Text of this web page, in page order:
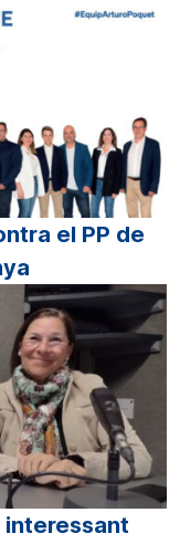
el PP de
interessant